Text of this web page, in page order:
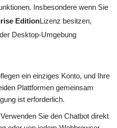
Insbesondere wenn Sie
EditionLizenz besitzen,
Desktop-Umgebung
ein einziges Konto, und Ihre
Plattformen gemeinsam
ist erforderlich.
Verwenden Sie den Chatbot direkt